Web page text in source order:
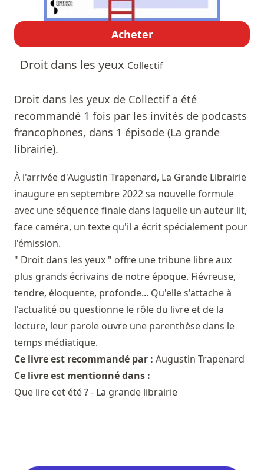
Acheter
Droit dans les yeux Collectif
Droit dans les yeux de Collectif a été
recommandé 1 fois par les invités de podcasts
francophones, dans 1 épisode (La grande
librairie).
À l'arrivée d'Augustin Trapenard, La Grande Librairie
inaugure en septembre 2022 sa nouvelle formule
avec une séquence finale dans laquelle un auteur lit,
face caméra, un texte qu'il a écrit spécialement pour
l'émission.
" Droit dans les yeux " offre une tribune libre aux
plus grands écrivains de notre époque. Fiévreuse,
tendre, éloquente, profonde... Qu'elle s'attache à
l'actualité ou questionne le rôle du livre et de la
lecture, leur parole ouvre une parenthèse dans le
temps médiatique.
Ce livre est recommandé par : Augustin Trapenard
Ce livre est mentionné dans :
Que lire cet été ? - La grande librairie